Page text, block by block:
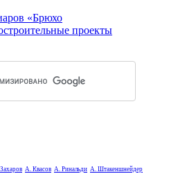
«Брюхо
проекты
А. Квасов А. Ринальди А. Штакеншнейдер